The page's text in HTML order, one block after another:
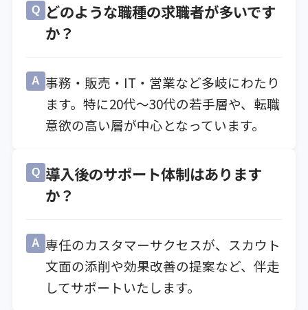
Q
どのような職種の求職者が多いです
か？
A 事務・販売・IT・営業など多岐にわたり
ます。特に20代〜30代の若手層や、転職
意欲の高い層が中心となっています。
Q 導入後のサポート体制はあります
か？
A 専任のカスタマーサクセスが、スカウト
文面の添削や効果改善の提案など、伴走
してサポートいたします。